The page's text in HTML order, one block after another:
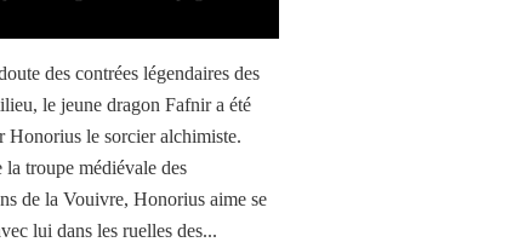
des contrées légendaires des
le jeune dragon Fafnir a été
Honorius le sorcier alchimiste.
la troupe médiévale des
de la Vouivre, Honorius aime se
lui dans les ruelles des...